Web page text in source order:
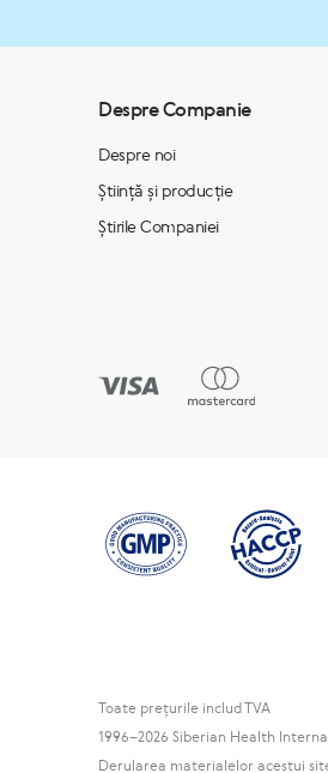
Despre Companie
Despre noi
Știință și producție
Știrile Companiei
Toate preţurile includ TVA
1996–2026 Siberian Health
Derularea materialelor acestui